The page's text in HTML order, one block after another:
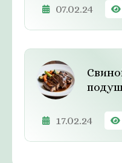
07.02.24
17.02.24